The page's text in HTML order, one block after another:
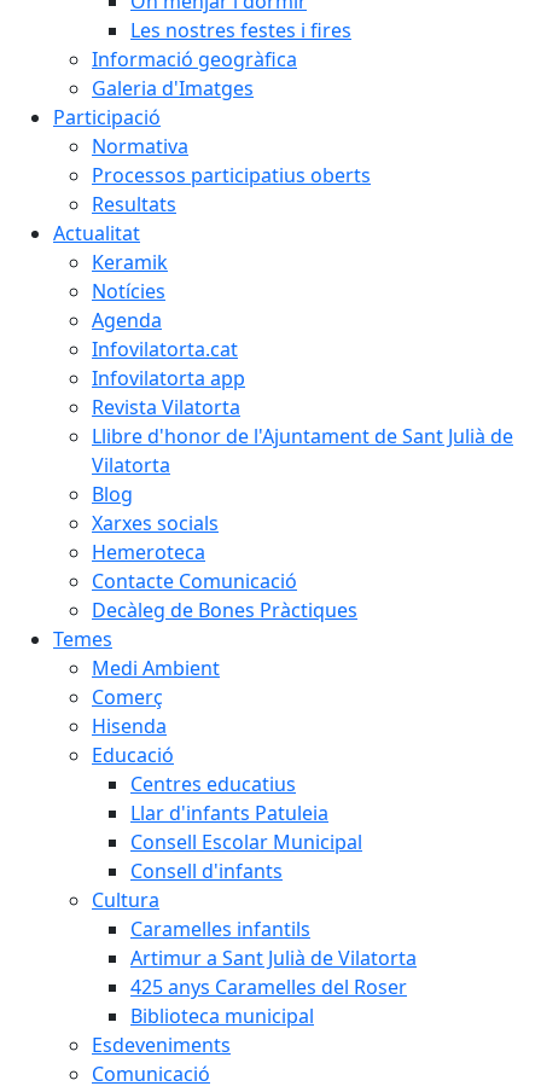
Les nostres festes i fires
Informació geogràfica
Galeria d'Imatges
Participació
Normativa
Processos participatius oberts
Resultats
Actualitat
Keramik
Notícies
Agenda
Infovilatorta.cat
Infovilatorta app
Revista Vilatorta
Llibre d'honor de l'Ajuntament de Sant Julià de
Vilatorta
Blog
Xarxes socials
Hemeroteca
Contacte Comunicació
Decàleg de Bones Pràctiques
Temes
Medi Ambient
Comerç
Hisenda
Educació
Centres educatius
Llar d'infants Patuleia
Consell Escolar Municipal
Consell d'infants
Cultura
Caramelles infantils
Artimur a Sant Julià de Vilatorta
425 anys Caramelles del Roser
Biblioteca municipal
Esdeveniments
Comunicació